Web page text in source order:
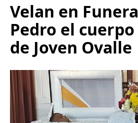
Velan en
Pedro el
de Joven Ovalle